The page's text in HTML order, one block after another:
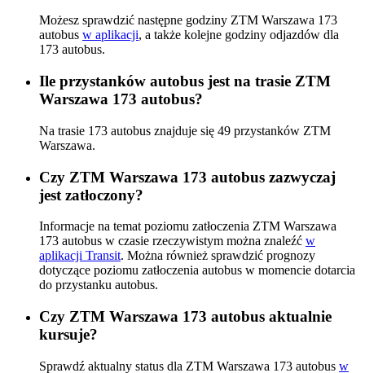
Możesz sprawdzić następne godziny ZTM Warszawa 173
autobus w aplikacji, a także kolejne godziny odjazdów dla
173 autobus.
Ile przystanków autobus jest na trasie ZTM
Warszawa 173 autobus?
Na trasie 173 autobus znajduje się 49 przystanków ZTM
Warszawa.
Czy ZTM Warszawa 173 autobus zazwyczaj
jest zatłoczony?
Informacje na temat poziomu zatłoczenia ZTM Warszawa
173 autobus w czasie rzeczywistym można znaleźć w
aplikacji Transit. Można również sprawdzić prognozy
dotyczące poziomu zatłoczenia autobus w momencie dotarcia
do przystanku autobus.
Czy ZTM Warszawa 173 autobus aktualnie
kursuje?
Sprawdź aktualny status dla ZTM Warszawa 173 autobus w